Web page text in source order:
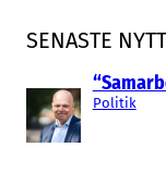
SENASTE NYTT
Politik